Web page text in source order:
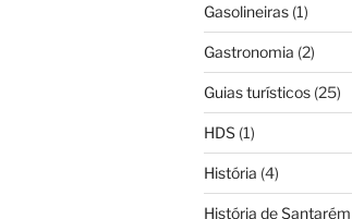
Gasolineiras(1)
Gastronomia (2)
Guias turísticos(25)
HDS(1)
História (4)
História de Santarém